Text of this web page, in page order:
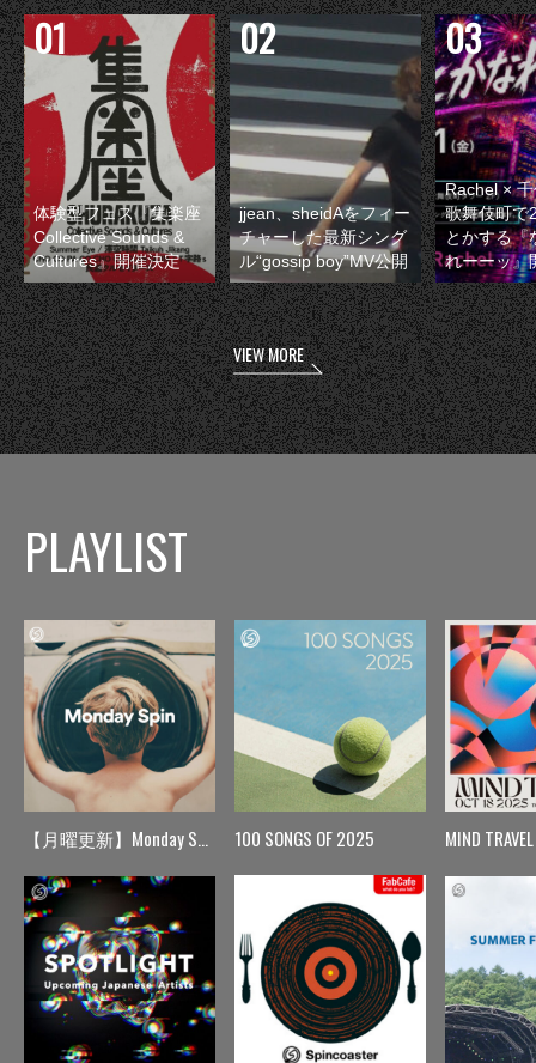
体験型フェス『集楽座
Collective Sounds &
Cultures』開催決定
jjean、sheidAをフィー
チャーした最新シング
ル“gossip boy”MV公開
Rachel ×
歌舞伎町で
とかする『
れーーッ』
VIEW MORE
PLAYLIST
【月曜更新】Monday Spin 100 SONGS OF 2025 MIND TRAVEL